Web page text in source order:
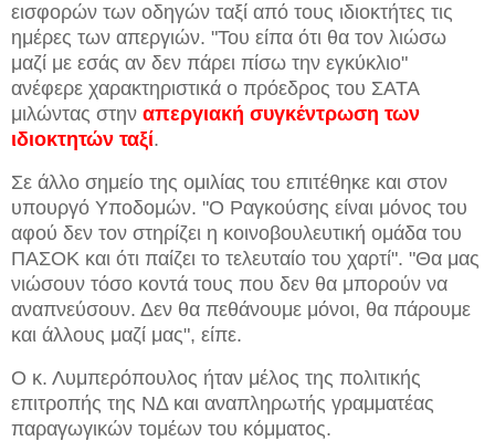
εισφορών των οδηγών ταξί από τους ιδιοκτήτες τις
ημέρες των απεργιών. "Του είπα ότι θα τον λιώσω
μαζί με εσάς αν δεν πάρει πίσω την εγκύκλιο"
ανέφερε χαρακτηριστικά ο πρόεδρος του ΣΑΤΑ
μιλώντας στην απεργιακή συγκέντρωση των
ιδιοκτητών ταξί.
Σε άλλο σημείο της ομιλίας του επιτέθηκε και στον
υπουργό Υποδομών. "Ο Ραγκούσης είναι μόνος του
αφού δεν τον στηρίζει η κοινοβουλευτική ομάδα του
ΠΑΣΟΚ και ότι παίζει το τελευταίο του χαρτί". "Θα μας
νιώσουν τόσο κοντά τους που δεν θα μπορούν να
αναπνεύσουν. Δεν θα πεθάνουμε μόνοι, θα πάρουμε
και άλλους μαζί μας", είπε.
Ο κ. Λυμπερόπουλος ήταν μέλος της πολιτικής
επιτροπής της ΝΔ και αναπληρωτής γραμματέας
παραγωγικών τομέων του κόμματος.